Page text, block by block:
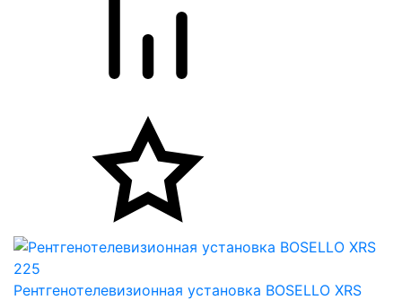
Рентгенотелевизионная установка BOSELLO XRS